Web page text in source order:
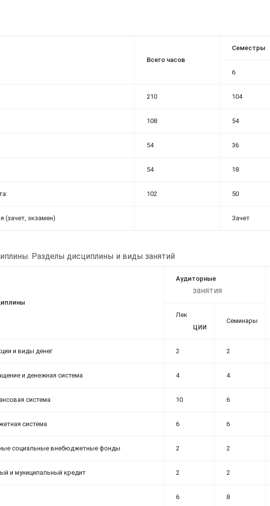
Всего часов
Семестры
6
210 104
108 54
54 36
54 18
102 50
(зачет, экзамен) Зачет
Разделы дисциплины и виды занятий
Аудиторные
занятия
Лек
ции
Семинары
и виды денег 2 2
и денежная система 4 4
система 10 6
система 6 6
социальные внебюджетные фонды 2 2
и муниципальный кредит 2 2
6 8